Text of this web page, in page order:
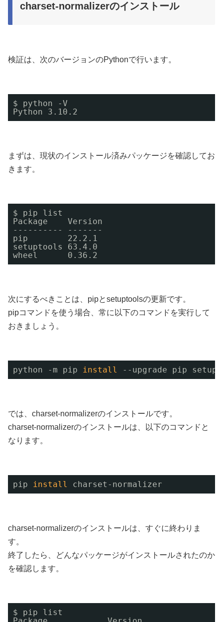
charset-normalizerのインストール
検証は、次のバージョンのPythonで行います。
$ python -V
Python 3.10.2
まずは、現状のインストール済みパッケージを確認してお
きます。
$ pip list
Package    Version
---------- -------
pip        22.2.1
setuptools 63.4.0
wheel      0.36.2
次にするべきことは、pipとsetuptoolsの更新です。
pipコマンドを使う場合、常に以下のコマンドを実行して
おきましょう。
python -m pip install --upgrade pip
では、charset-normalizerのインストールです。
charset-normalizerのインストールは、以下のコマンドと
なります。
pip install charset-normalizer
charset-normalizerのインストールは、すぐに終わりま
す。
終了したら、どんなパッケージがインストールされたのか
を確認します。
$ pip list